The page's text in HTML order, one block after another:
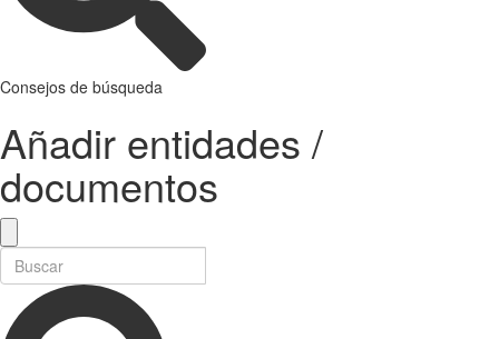
Consejos de búsqueda
Añadir entidades /
documentos